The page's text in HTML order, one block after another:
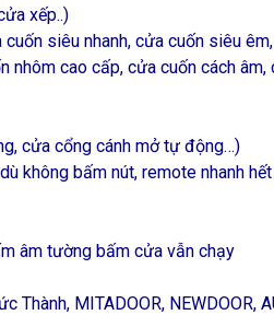
xếp..)
siêu nhanh, cửa cuốn siêu
cao cấp, cửa cuốn cách
cửa cổng cánh mở tự động…)
không bấm nút, remote nhanh
âm tường bấm cửa vẫn chạy
MITADOOR, NEWDOOR,